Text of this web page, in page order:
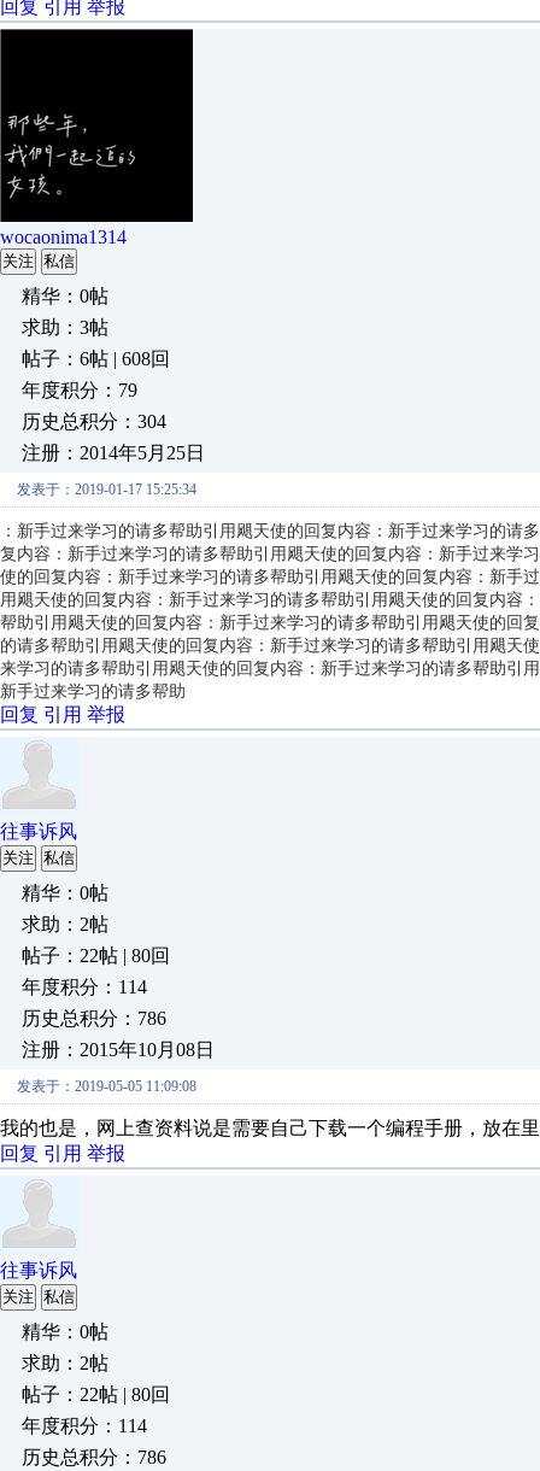
回复 引用 举报
wocaonima1314
关注 私信
精华：0帖
求助：3帖
帖子：6帖 | 608回
年度积分：79
历史总积分：304
注册：2014年5月25日
发表于：2019-01-17 15:25:34
：新手过来学习的请多帮助引用飓天使的回复内容：新手过来学习的
复内容：新手过来学习的请多帮助引用飓天使的回复内容：新手过来学
使的回复内容：新手过来学习的请多帮助引用飓天使的回复内容：新手
用飓天使的回复内容：新手过来学习的请多帮助引用飓天使的回复内
帮助引用飓天使的回复内容：新手过来学习的请多帮助引用飓天使的回
的请多帮助引用飓天使的回复内容：新手过来学习的请多帮助引用飓天
来学习的请多帮助引用飓天使的回复内容：新手过来学习的请多帮助引
新手过来学习的请多帮助
回复 引用 举报
往事诉风
关注 私信
精华：0帖
求助：2帖
帖子：22帖 | 80回
年度积分：114
历史总积分：786
注册：2015年10月08日
发表于：2019-05-05 11:09:08
我的也是，网上查资料说是需要自己下载一个编程手册，放在
回复 引用 举报
往事诉风
关注 私信
精华：0帖
求助：2帖
帖子：22帖 | 80回
年度积分：114
历史总积分：786